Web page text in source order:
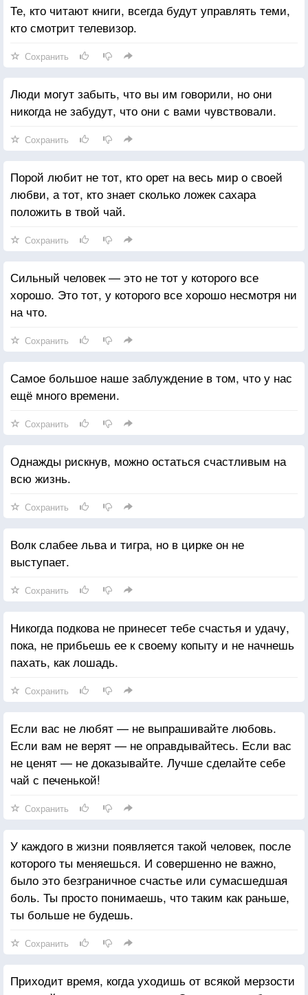
Те, кто читают книги, всегда будут управлять теми,
кто смотрит телевизор.
Сохранить
Люди могут забыть, что вы им говорили, но они
никогда не забудут, что они с вами чувствовали.
Сохранить
Порой любит не тот, кто орет на весь мир о своей
любви, а тот, кто знает сколько ложек сахара
положить в твой чай.
Сохранить
Сильный человек — это не тот у которого все
хорошо. Это тот, у которого все хорошо несмотря ни
на что.
Сохранить
Самое большое наше заблуждение в том, что у нас
ещё много времени.
Сохранить
Однажды рискнув, можно остаться счастливым на
всю жизнь.
Сохранить
Волк слабее льва и тигра, но в цирке он не
выступает.
Сохранить
Никогда подкова не принесет тебе счастья и удачу,
пока, не прибьешь ее к своему копыту и не начнешь
пахать, как лошадь.
Сохранить
Если вас не любят — не выпрашивайте любовь.
Если вам не верят — не оправдывайтесь. Если вас
не ценят — не доказывайте. Лучше сделайте себе
чай с печенькой!
Сохранить
У каждого в жизни появляется такой человек, после
которого ты меняешься. И совершенно не важно,
было это безграничное счастье или сумасшедшая
боль. Ты просто понимаешь, что таким как раньше,
ты больше не будешь.
Сохранить
Приходит время, когда уходишь от всякой мерзости